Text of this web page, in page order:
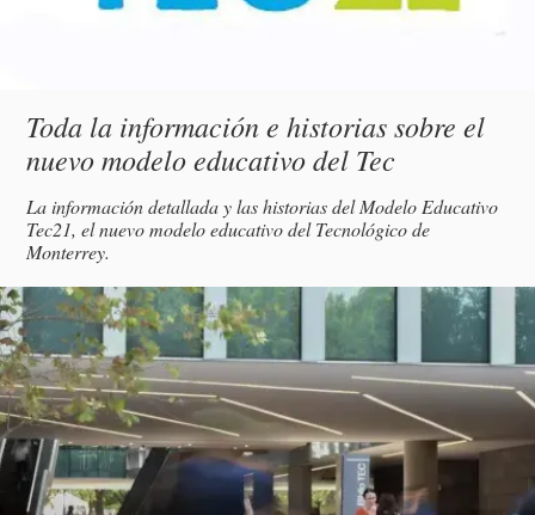
Subtítulo
Toda la información e historias sobre el
nuevo modelo educativo del Tec
Descripción
La información detallada y las historias del Modelo Educativo
Tec21, el nuevo modelo educativo del Tecnológico de
Monterrey.